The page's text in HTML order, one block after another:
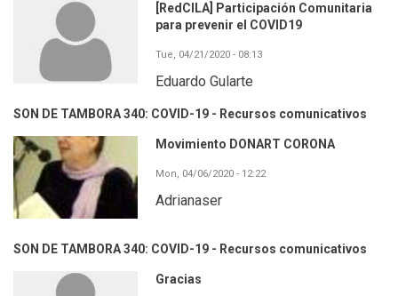
[RedCILA] Participación Comunitaria
para prevenir el COVID19
Tue, 04/21/2020 - 08:13
Eduardo Gularte
SON DE TAMBORA 340: COVID-19 - Recursos comunicativos
Movimiento DONART CORONA
Mon, 04/06/2020 - 12:22
Adrianaser
SON DE TAMBORA 340: COVID-19 - Recursos comunicativos
Gracias